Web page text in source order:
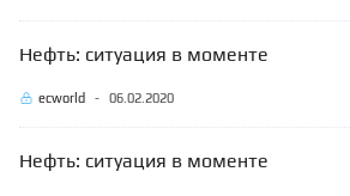
Нефть: ситуация в моменте
ecworld - 06.02.2020
Нефть: ситуация в моменте